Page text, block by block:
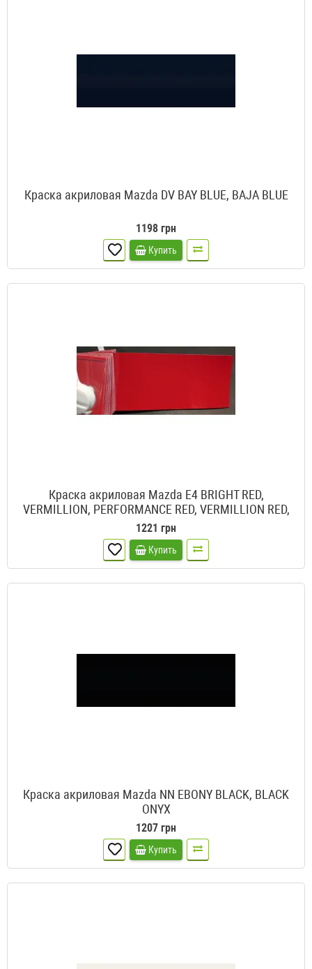
Краска акриловая Mazda DV BAY BLUE, BAJA BLUE
1198 грн
Купить
Краска акриловая Mazda E4 BRIGHT RED,
VERMILLION, PERFORMANCE RED, VERMILLION RED,
PASSION BRIGHT RED, VERMILION RED
1221 грн
Купить
Краска акриловая Mazda NN EBONY BLACK, BLACK
ONYX
1207 грн
Купить